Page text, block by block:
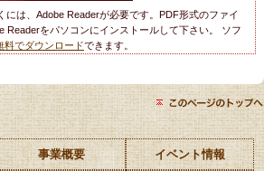
には、Adobe Readerが必要です。PDF形式のファイ
Readerをパソコンにインストールして下さい。 ソフ
料でダウンロードできます。
事業概要 イベント情報